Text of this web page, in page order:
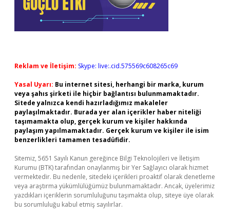
Reklam ve İletişim: Skype: live:.cid.575569c608265c69
Yasal Uyarı: Bu internet sitesi, herhangi bir marka, kurum
veya şahıs şirketi ile hiçbir bağlantısı bulunmamaktadır.
Sitede yalnızca kendi hazırladığımız makaleler
paylaşılmaktadır. Burada yer alan içerikler haber niteliği
taşımamakta olup, gerçek kurum ve kişiler hakkında
paylaşım yapılmamaktadır. Gerçek kurum ve kişiler ile isim
benzerlikleri tamamen tesadüfidir.
Sitemiz, 5651 Sayılı Kanun gereğince Bilgi Teknolojileri ve İletişim
Kurumu (BTK) tarafından onaylanmış bir Yer Sağlayıcı olarak hizmet
vermektedir. Bu nedenle, sitedeki içerikleri proaktif olarak denetleme
veya araştırma yükümlülüğümüz bulunmamaktadır. Ancak, üyelerimiz
yazdıkları içeriklerin sorumluluğunu taşımakta olup, siteye üye olarak
bu sorumluluğu kabul etmiş sayılırlar.